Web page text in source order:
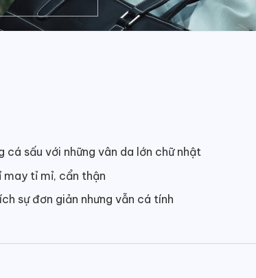
sấu với những vân da lớn chữ nhật
tỉ mỉ, cẩn thận
sự đơn giản nhưng vẫn cá tính